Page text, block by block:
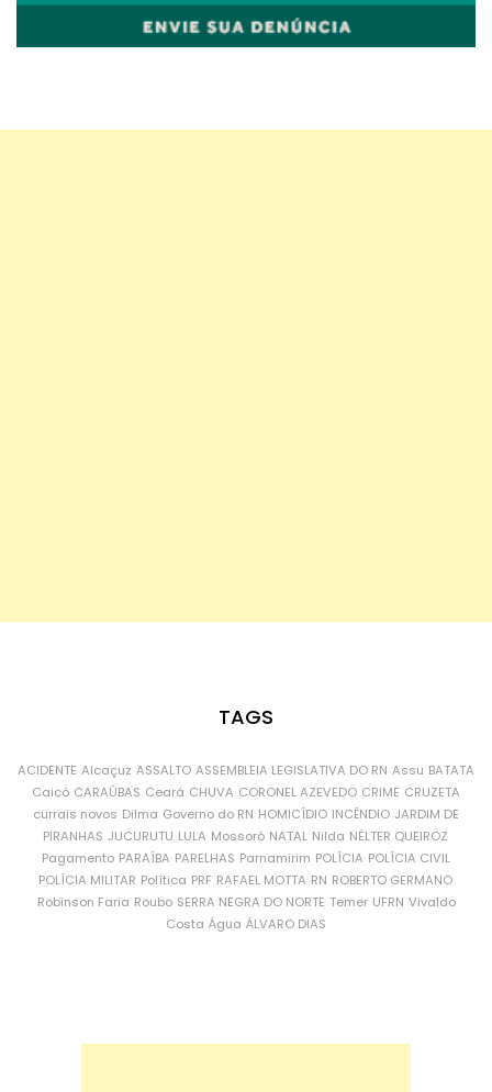
TAGS
ACIDENTE Alcaçuz ASSALTO ASSEMBLEIA LEGISLATIVA DO RN Assu BATATA
Caicó CARAÚBAS Ceará CHUVA CORONEL AZEVEDO CRIME CRUZETA
currais novos Dilma Governo do RN HOMICÍDIO INCÊNDIO JARDIM DE
PIRANHAS JUCURUTU LULA Mossoró NATAL Nilda NÉLTER QUEIROZ
Pagamento PARAÍBA PARELHAS Parnamirim POLÍCIA POLÍCIA CIVIL
POLÍCIA MILITAR Política PRF RAFAEL MOTTA RN ROBERTO GERMANO
Robinson Faria Roubo SERRA NEGRA DO NORTE Temer UFRN Vivaldo
Costa Água ÁLVARO DIAS